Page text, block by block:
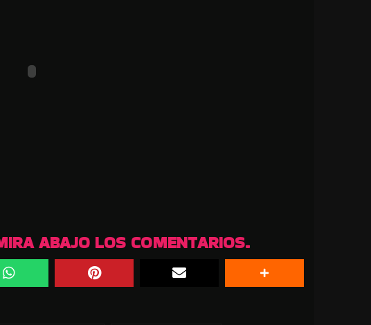
ABAJO LOS COMENTARIOS.